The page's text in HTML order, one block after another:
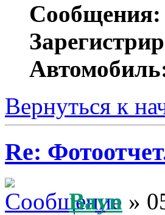
Сообщения:
Вернуться к
Re:
Bayn »